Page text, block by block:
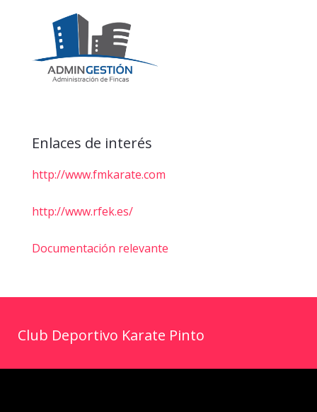
Enlaces de interés
http://www.fmkarate.com
http://www.rfek.es/
Documentación relevante
Club Deportivo Karate Pinto